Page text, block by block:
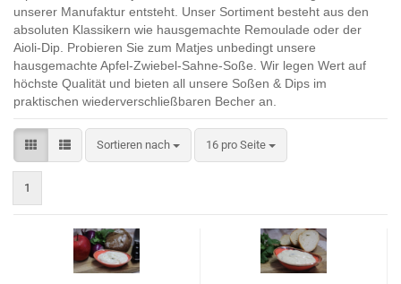
unserer Manufaktur entsteht. Unser Sortiment besteht aus den
absoluten Klassikern wie hausgemachte Remoulade oder der
Aioli-Dip. Probieren Sie zum Matjes unbedingt unsere
hausgemachte Apfel-Zwiebel-Sahne-Soße. Wir legen Wert auf
höchste Qualität und bieten all unsere Soßen & Dips im
praktischen wiederverschließbaren Becher an.
Sortieren nach
Sortieren nach 16 pro Seite
pro Seite
1